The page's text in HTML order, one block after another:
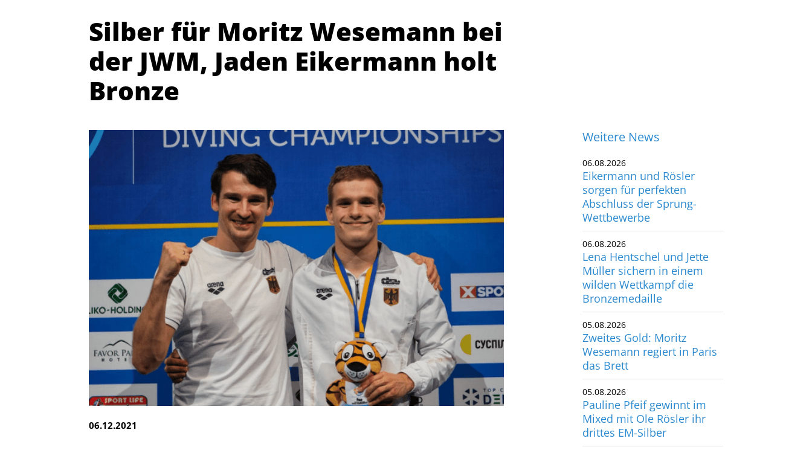
Silber für Moritz Wesemann bei
der JWM, Jaden Eikermann holt
Bronze
06.12.2021
Weitere News
06.08.2026
Eikermann und Rösler
sorgen für perfekten
Abschluss der Sprung-
Wettbewerbe
06.08.2026
Lena Hentschel und Jette
Müller sichern in einem
wilden Wettkampf die
Bronzemedaille
05.08.2026
Zweites Gold: Moritz
Wesemann regiert in Paris
das Brett
05.08.2026
Pauline Pfeif gewinnt im
Mixed mit Ole Rösler ihr
drittes EM-Silber
Vereinsfinder
Lizenzwesen
Zentrale Hinweisstelle
Anti-Doping
Recht auf sicheren Schwimmsport
Abteilungen
Schwimmen
Freiwasserschwimmen
Wasserspringen
Wasserball
Synchronschwimmen
Masterssport
Deutscher Schwimm-Verband e.V.
Korbacher Straße 93
D-34132 Kassel
Fax: +49 561 94083-15
info@dsv.de